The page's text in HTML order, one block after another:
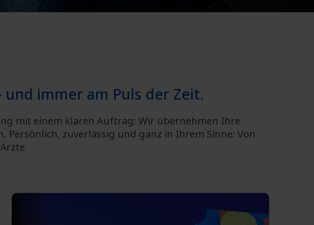
immer am Puls der Zeit.
mit einem klaren Auftrag: Wir übernehmen Ihre
zuverlässig und ganz in Ihrem Sinne: Von